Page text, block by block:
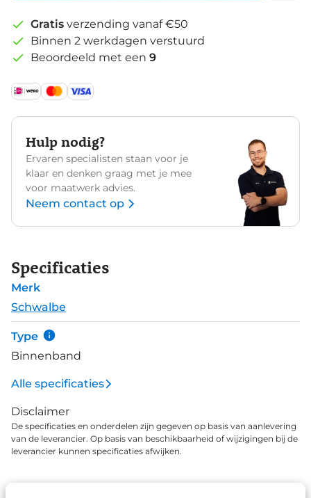
Gratis verzending vanaf €50
Binnen 2 werkdagen verstuurd
Beoordeeld met een 9
Hulp nodig?
Ervaren specialisten staan voor je
klaar en denken graag met je mee
voor maatwerk advies.
Neem contact op
Specificaties
Merk
Schwalbe
Type
Binnenband
Alle specificaties
Disclaimer
De specificaties en onderdelen zijn gegeven op basis van aanlevering
van de leverancier. Op basis van beschikbaarheid of wijzigingen bij de
leverancier kunnen specificaties afwijken.